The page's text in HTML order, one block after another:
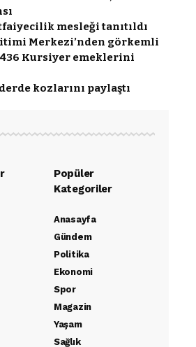
mesleği tanıtıldı
Merkezi’nden görkemli
Kursiyer emeklerini
kozlarını paylaştı
Popüler
Kategoriler
Anasayfa
Gündem
Politika
Ekonomi
Spor
Magazin
Yaşam
Sağlık